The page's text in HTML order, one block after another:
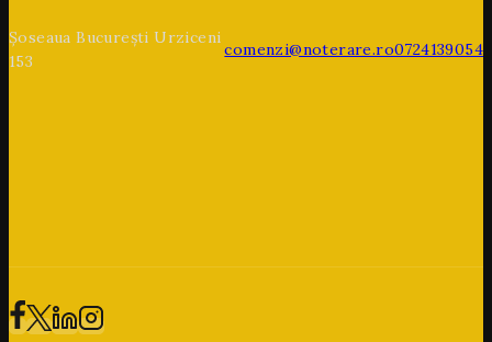
Șoseaua București Urziceni
153
comenzi@noterare.ro0724139054